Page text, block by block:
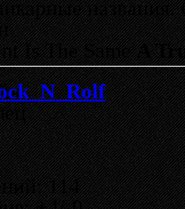
названия.
Is The SameA
114